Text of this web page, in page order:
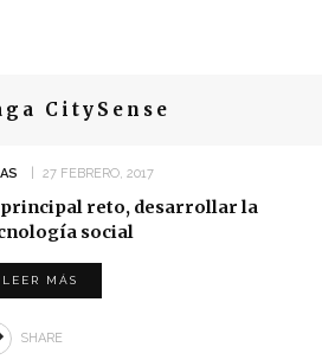
CitySense
27 FEBRERO, 2017
reto, desarrollar la
social
LEER MÁS
SHARE